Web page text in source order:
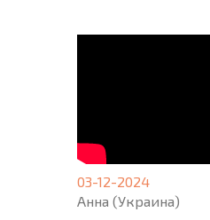
03-12-2024
Анна (Украина)